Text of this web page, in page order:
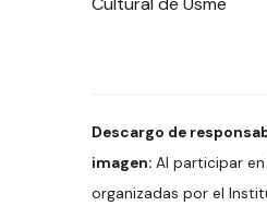
Descargo de
imagen: Al participar
organizadas por el